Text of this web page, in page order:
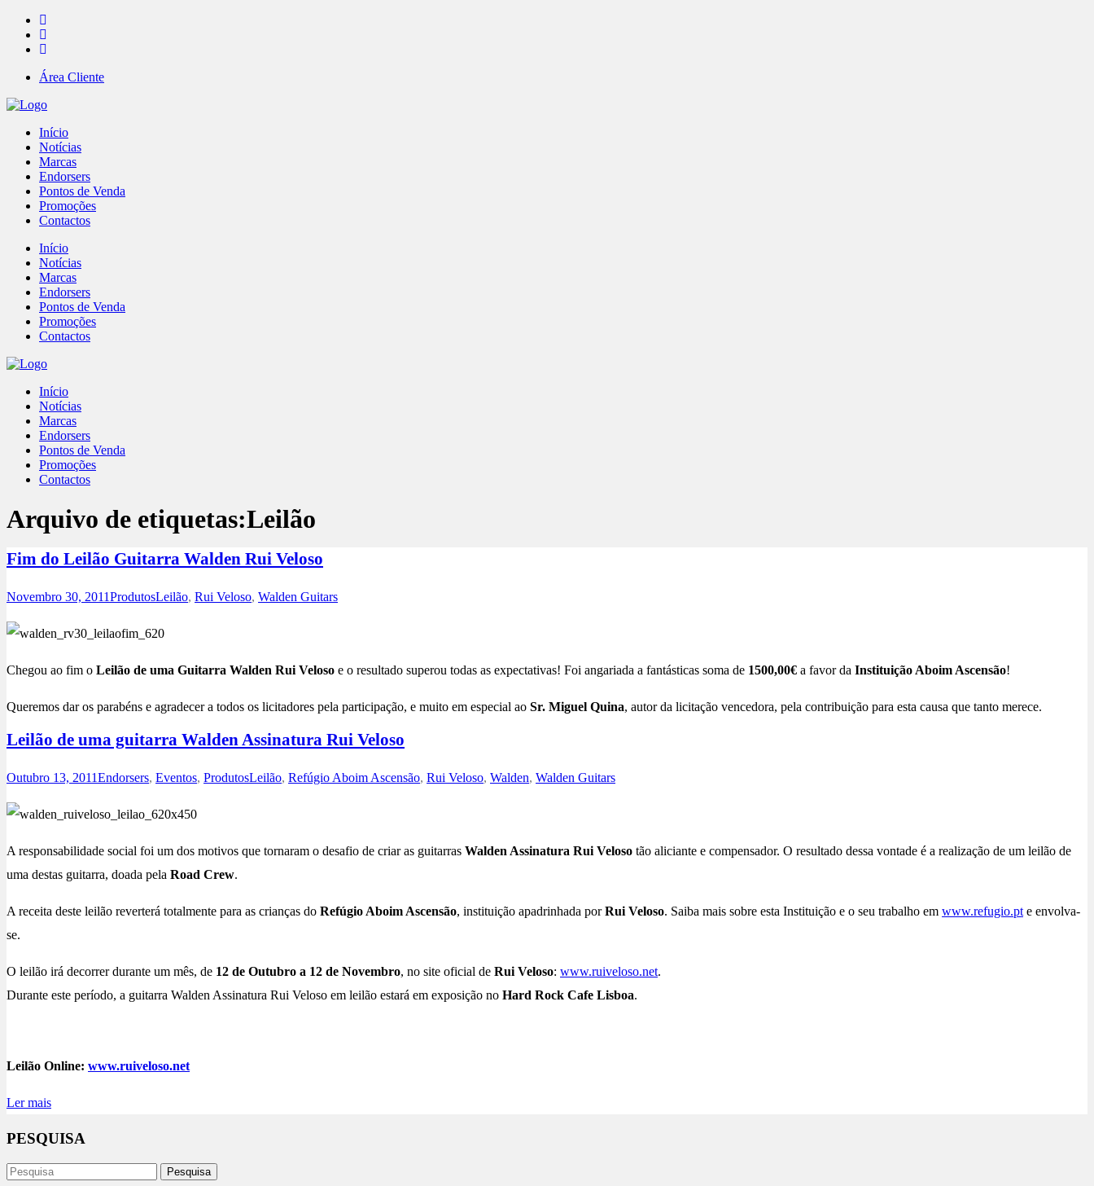
Área Cliente
Início
Notícias
Marcas
Endorsers
Pontos de Venda
Promoções
Contactos
Início
Notícias
Marcas
Endorsers
Pontos de Venda
Promoções
Contactos
Início
Notícias
Marcas
Endorsers
Pontos de Venda
Promoções
Contactos
Arquivo de etiquetas:Leilão
Fim do Leilão Guitarra Walden Rui Veloso
Novembro 30, 2011ProdutosLeilão, Rui Veloso, Walden Guitars
Chegou ao fim o Leilão de uma Guitarra Walden Rui Veloso e o resultado superou todas as expectativas! Foi angariada a fantásticas soma de 1500,00€ a favor da Instituição Aboim Ascensão!
Queremos dar os parabéns e agradecer a todos os licitadores pela participação, e muito em especial ao Sr. Miguel Quina, autor da licitação vencedora, pela contribuição para esta causa que tanto merece.
Leilão de uma guitarra Walden Assinatura Rui Veloso
Outubro 13, 2011Endorsers, Eventos, ProdutosLeilão, Refúgio Aboim Ascensão, Rui Veloso, Walden, Walden Guitars
A responsabilidade social foi um dos motivos que tornaram o desafio de criar as guitarras Walden Assinatura Rui Veloso tão aliciante e compensador. O resultado dessa vontade é a realização de um leilão de
uma destas guitarra, doada pela Road Crew.
A receita deste leilão reverterá totalmente para as crianças do Refúgio Aboim Ascensão, instituição apadrinhada porRui Veloso. Saiba mais sobre esta Instituição e o seu trabalho em www.refugio.pt e envolva-
se.
O leilão irá decorrer durante um mês, de 12 de Outubro a 12 de Novembro, no site oficial de Rui Veloso: www.ruiveloso.net.
Durante este período, a guitarra Walden Assinatura Rui Veloso em leilão estará em exposição no Hard Rock Cafe Lisboa.
Leilão Online: www.ruiveloso.net
Ler mais
PESQUISA